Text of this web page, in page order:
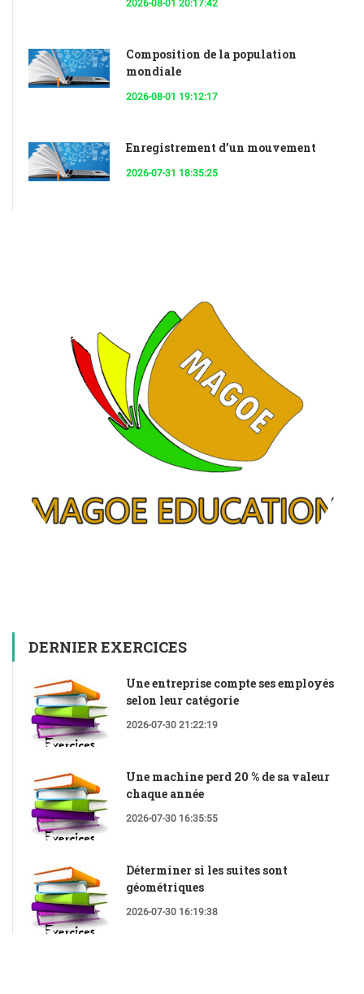
2026-08-01 20:17:42
Composition de la population
mondiale
2026-08-01 19:12:17
Enregistrement d’un mouvement
2026-07-31 18:35:25
DERNIER EXERCICES
Une entreprise compte ses employés
selon leur catégorie
2026-07-30 21:22:19
Une machine perd 20 % de sa valeur
chaque année
2026-07-30 16:35:55
Déterminer si les suites sont
géométriques
2026-07-30 16:19:38